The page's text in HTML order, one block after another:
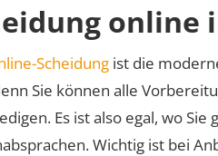
online
Scheidung ist die
Sie können alle
Es ist also egal, wo
Wichtig ist bei